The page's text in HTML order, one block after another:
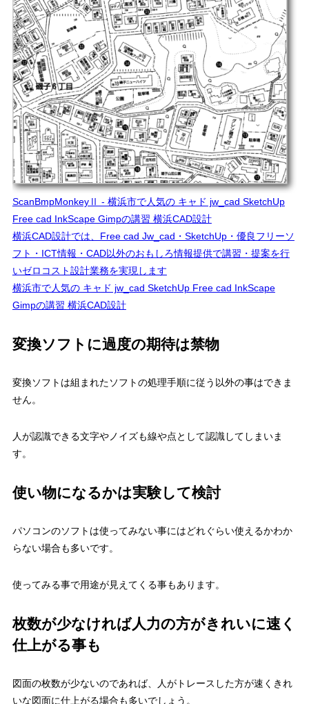
ScanBmpMonkeyⅡ - 横浜市で人気の キャド jw_cad SketchUp
Free cad InkScape Gimpの講習 横浜CAD設計
横浜CAD設計では、Free cad Jw_cad・SketchUp・優良フリーソ
フト・ICT情報・CAD以外のおもしろ情報提供で講習・提案を行
いゼロコスト設計業務を実現します
横浜市で人気の キャド jw_cad SketchUp Free cad InkScape
Gimpの講習 横浜CAD設計
変換ソフトに過度の期待は禁物
変換ソフトは組まれたソフトの処理手順に従う以外の事はできま
せん。
人が認識できる文字やノイズも線や点として認識してしまいま
す。
使い物になるかは実験して検討
パソコンのソフトは使ってみない事にはどれぐらい使えるかわか
らない場合も多いです。
使ってみる事で用途が見えてくる事もあります。
枚数が少なければ人力の方がきれいに速く
仕上がる事も
図面の枚数が少ないのであれば、人がトレースした方が速くきれ
いな図面に仕上がる場合も多いでしょう。